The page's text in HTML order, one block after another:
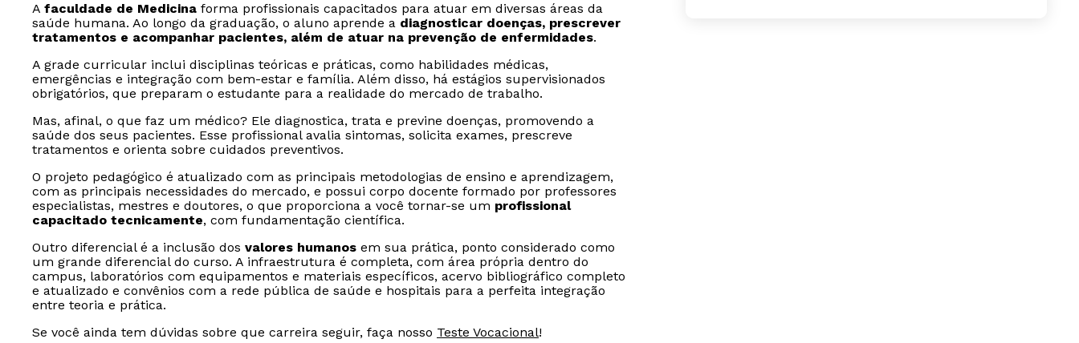
A faculdade de Medicina forma profissionais capacitados para atuar em diversas áreas da
saúde humana. Ao longo da graduação, o aluno aprende a diagnosticar doenças, prescrever
tratamentos e acompanhar pacientes, além de atuar na prevenção de enfermidades.
A grade curricular inclui disciplinas teóricas e práticas, como habilidades médicas,
emergências e integração com bem-estar e família. Além disso, há estágios supervisionados
obrigatórios, que preparam o estudante para a realidade do mercado de trabalho.
Mas, afinal, o que faz um médico? Ele diagnostica, trata e previne doenças, promovendo a
saúde dos seus pacientes. Esse profissional avalia sintomas, solicita exames, prescreve
tratamentos e orienta sobre cuidados preventivos.
O projeto pedagógico é atualizado com as principais metodologias de ensino e aprendizagem,
com as principais necessidades do mercado, e possui corpo docente formado por professores
especialistas, mestres e doutores, o que proporciona a você tornar-se um profissional
capacitado tecnicamente, com fundamentação científica.
Outro diferencial é a inclusão dos valores humanos em sua prática, ponto considerado como
um grande diferencial do curso. A infraestrutura é completa, com área própria dentro do
campus, laboratórios com equipamentos e materiais específicos, acervo bibliográfico completo
e atualizado e convênios com a rede pública de saúde e hospitais para a perfeita integração
entre teoria e prática.
Se você ainda tem dúvidas sobre que carreira seguir, faça nosso Teste Vocacional!